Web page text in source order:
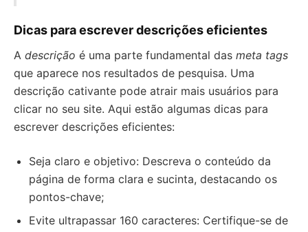
Dicas para escrever descrições eficientes
A descrição é uma parte fundamental das meta tags
que aparece nos resultados de pesquisa. Uma
descrição cativante pode atrair mais usuários para
clicar no seu site. Aqui estão algumas dicas para
escrever descrições eficientes:
Seja claro e objetivo: Descreva o conteúdo da
página de forma clara e sucinta, destacando os
pontos-chave;
Evite ultrapassar 160 caracteres: Certifique-se de